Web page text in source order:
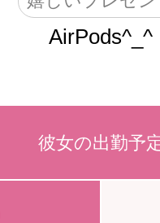
AirPods^_^
彼女の出勤予